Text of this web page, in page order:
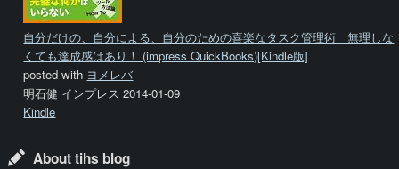
自分だけの、自分による、自分のための喜楽なタスク管理術 無理しな
くても達成感はあり！ (impress QuickBooks)[Kindle版]
posted with ヨメレバ
明石健 インプレス 2014-01-09
Kindle
About tihs blog